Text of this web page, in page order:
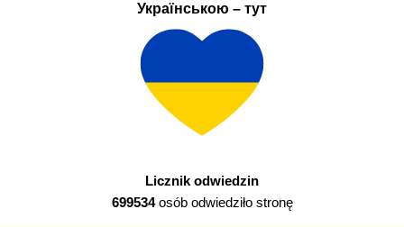
Українською – тут
Licznik odwiedzin
699534osób odwiedziło stronę